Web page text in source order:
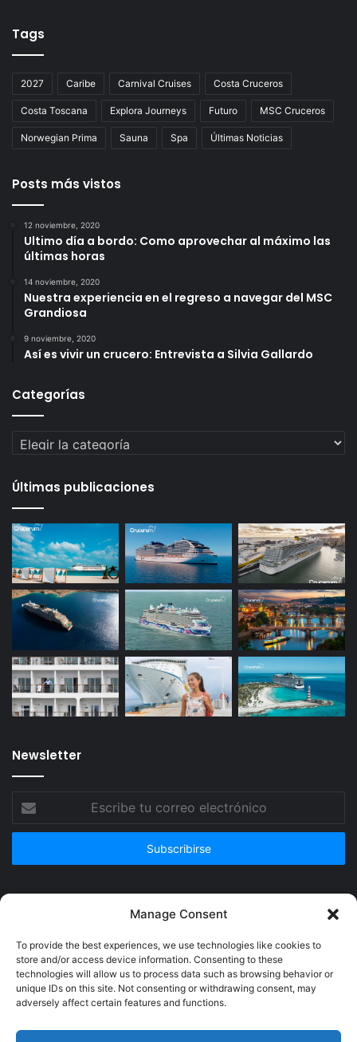
Manage Consent
To provide the best experiences, we use technologies like cookies to
store and/or access device information. Consenting to these
technologies will allow us to process data such as browsing behavior or
unique IDs on this site. Not consenting or withdrawing consent, may
adversely affect certain features and functions.
Tags
2027 Caribe Carnival Cruises Costa Cruceros
Costa Toscana Explora Journeys Futuro MSC Cruceros
Norwegian Prima Sauna Spa Últimas Noticias
Posts más vistos
12 noviembre, 2020
Ultimo día a bordo: Como aprovechar al máximo las
últimas horas
14 noviembre, 2020
Nuestra experiencia en el regreso a navegar del MSC
Grandiosa
9 noviembre, 2020
Así es vivir un crucero: Entrevista a Silvia Gallardo
Categorías
Categorías
Últimas publicaciones
Newsletter
correo